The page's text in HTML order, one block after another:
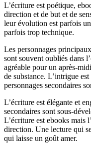
L’écriture est poétique,
direction et de but et de
leur évolution est parfois
parfois trop technique.
Les personnages
sont souvent oubliés dans
agréable pour un après-
de substance. L’intrigue
personnages secondaires
L’écriture est élégante et
secondaires sont sous-
L’écriture est ebooks mais
direction. Une lecture qui
qui laisse un goût amer.